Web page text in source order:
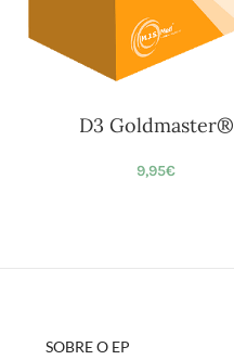
D3 Goldmaster®
9,95€
SOBRE O EP